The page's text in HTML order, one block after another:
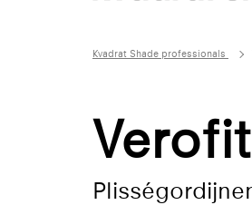
Kvadrat Shade professionals
Verofit